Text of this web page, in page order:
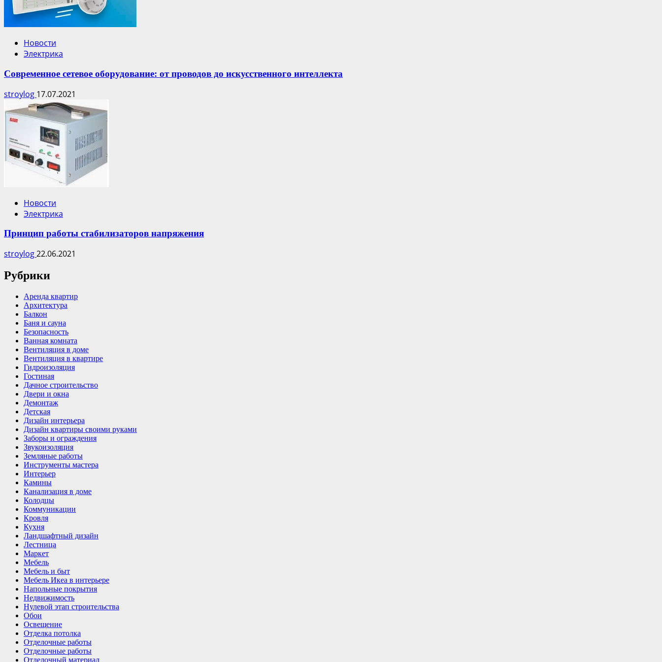
Новости
Электрика
Современное сетевое оборудование: от проводов до искусственного интеллекта
stroylog 17.07.2021
Новости
Электрика
Принцип работы стабилизаторов напряжения
stroylog22.06.2021
Рубрики
Аренда квартир
Архитектура
Балкон
Баня и сауна
Безопасность
Ванная комната
Вентиляция в доме
Вентиляция в квартире
Гидроизоляция
Гостиная
Дачное строительство
Двери и окна
Демонтаж
Детская
Дизайн интерьера
Дизайн квартиры своими руками
Заборы и ограждения
Звукоизоляция
Земляные работы
Инструменты мастера
Интерьер
Камины
Канализация в доме
Колодцы
Коммуникации
Кровля
Кухня
Ландшафтный дизайн
Лестница
Маркет
Мебель
Мебель и быт
Мебель Икеа в интерьере
Напольные покрытия
Недвижимость
Нулевой этап строительства
Обои
Освещение
Отделка потолка
Отделочные работы
Отделочные работы
Отделочный материал